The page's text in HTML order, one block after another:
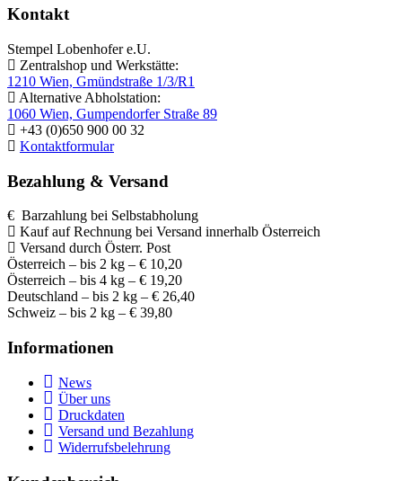
Kontakt
Stempel Lobenhofer e.U.
Zentralshop und Werkstätte:
1210 Wien, Gmündstraße 1/3/R1
Alternative Abholstation:
1060 Wien, Gumpendorfer Straße 89
+43 (0)650 900 00 32
Kontaktformular
Bezahlung & Versand
€ Barzahlung bei Selbstabholung
Kauf auf Rechnung bei Versand innerhalb Österreich
Versand durch Österr. Post
Österreich – bis 2 kg – € 10,20
Österreich – bis 4 kg – € 19,20
Deutschland – bis 2 kg – € 26,40
Schweiz – bis 2 kg – € 39,80
Informationen
News
Über uns
Druckdaten
Versand und Bezahlung
Widerrufsbelehrung